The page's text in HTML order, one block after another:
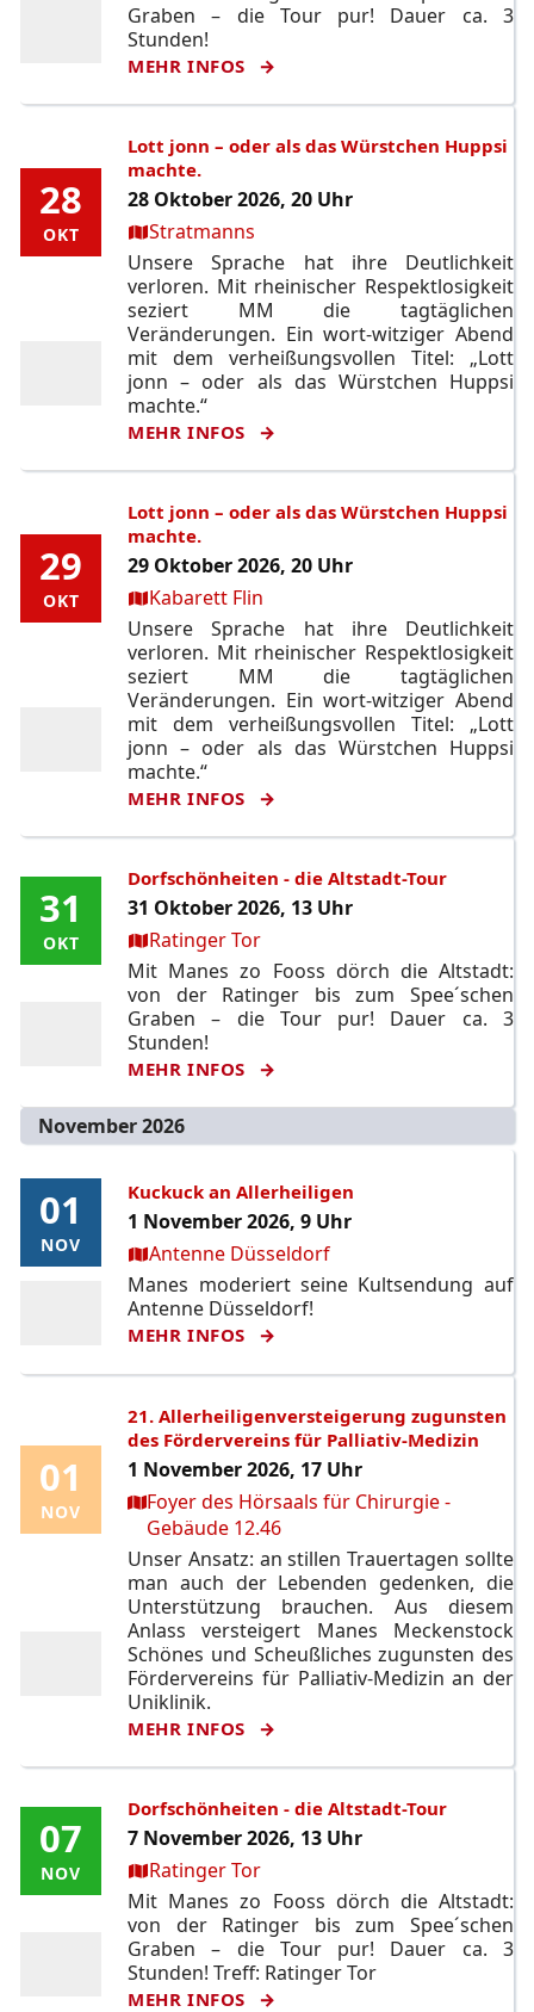
Graben – die Tour pur! Dauer ca. 3
Stunden!
MEHR INFOS
28
OKT
28
OKT
Lott jonn – oder als das Würstchen Huppsi
machte.
28 Oktober 2026, 20 Uhr
Ort:Stratmanns
Unsere Sprache hat ihre Deutlichkeit
verloren. Mit rheinischer Respektlosigkeit
seziert MM die tagtäglichen
Veränderungen. Ein wort-witziger Abend
mit dem verheißungsvollen Titel: „Lott
jonn – oder als das Würstchen Huppsi
machte.“
MEHR INFOS
29
OKT
29
OKT
Lott jonn – oder als das Würstchen Huppsi
machte.
29 Oktober 2026, 20 Uhr
Ort:Kabarett Flin
Unsere Sprache hat ihre Deutlichkeit
verloren. Mit rheinischer Respektlosigkeit
seziert MM die tagtäglichen
Veränderungen. Ein wort-witziger Abend
mit dem verheißungsvollen Titel: „Lott
jonn – oder als das Würstchen Huppsi
machte.“
MEHR INFOS
31
OKT
31
OKT
Dorfschönheiten - die Altstadt-Tour
31 Oktober 2026, 13 Uhr
Ort:Ratinger Tor
Mit Manes zo Fooss dörch die Altstadt:
von der Ratinger bis zum Spee´schen
Graben – die Tour pur! Dauer ca. 3
Stunden!
MEHR INFOS
November 2026
01
NOV
01
NOV
Kuckuck an Allerheiligen
1 November 2026, 9 Uhr
Ort:Antenne Düsseldorf
Manes moderiert seine Kultsendung auf
Antenne Düsseldorf!
MEHR INFOS
01
NOV
01
NOV
21. Allerheiligenversteigerung zugunsten
des Fördervereins für Palliativ-Medizin
1 November 2026, 17 Uhr
Ort:Foyer des Hörsaals für Chirurgie -
Gebäude 12.46
Unser Ansatz: an stillen Trauertagen sollte
man auch der Lebenden gedenken, die
Unterstützung brauchen. Aus diesem
Anlass versteigert Manes Meckenstock
Schönes und Scheußliches zugunsten des
Fördervereins für Palliativ-Medizin an der
Uniklinik.
MEHR INFOS
07
NOV
07
NOV
Dorfschönheiten - die Altstadt-Tour
7 November 2026, 13 Uhr
Ort:Ratinger Tor
Mit Manes zo Fooss dörch die Altstadt:
von der Ratinger bis zum Spee´schen
Graben – die Tour pur! Dauer ca. 3
Stunden! Treff: Ratinger Tor
MEHR INFOS